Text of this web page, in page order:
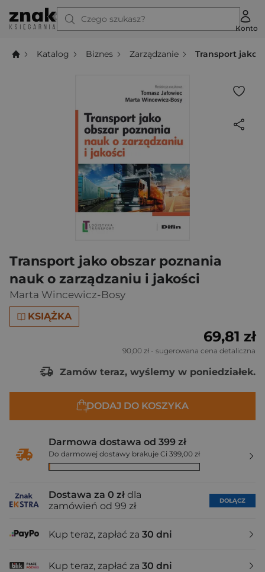
Czego szukasz?
Konto
Katalog Biznes Zarządzanie Transport jako
Transport jako obszar poznania
nauk o zarządzaniu i jakości
Marta Wincewicz-Bosy
KSIĄŻKA
69,81 zł
90,00 zł - sugerowana cena detaliczna
Zamów teraz, wyślemy w poniedziałek.
DODAJ DO KOSZYKA
Darmowa dostawa od 399 zł
Do darmowej dostawy brakuje Ci 399,00 zł
Dostawa za 0 zł dla
zamówień od 99 zł
DOŁĄCZ
Kup teraz, zapłać za 30 dni
Kup teraz, zapłać za 30 dni